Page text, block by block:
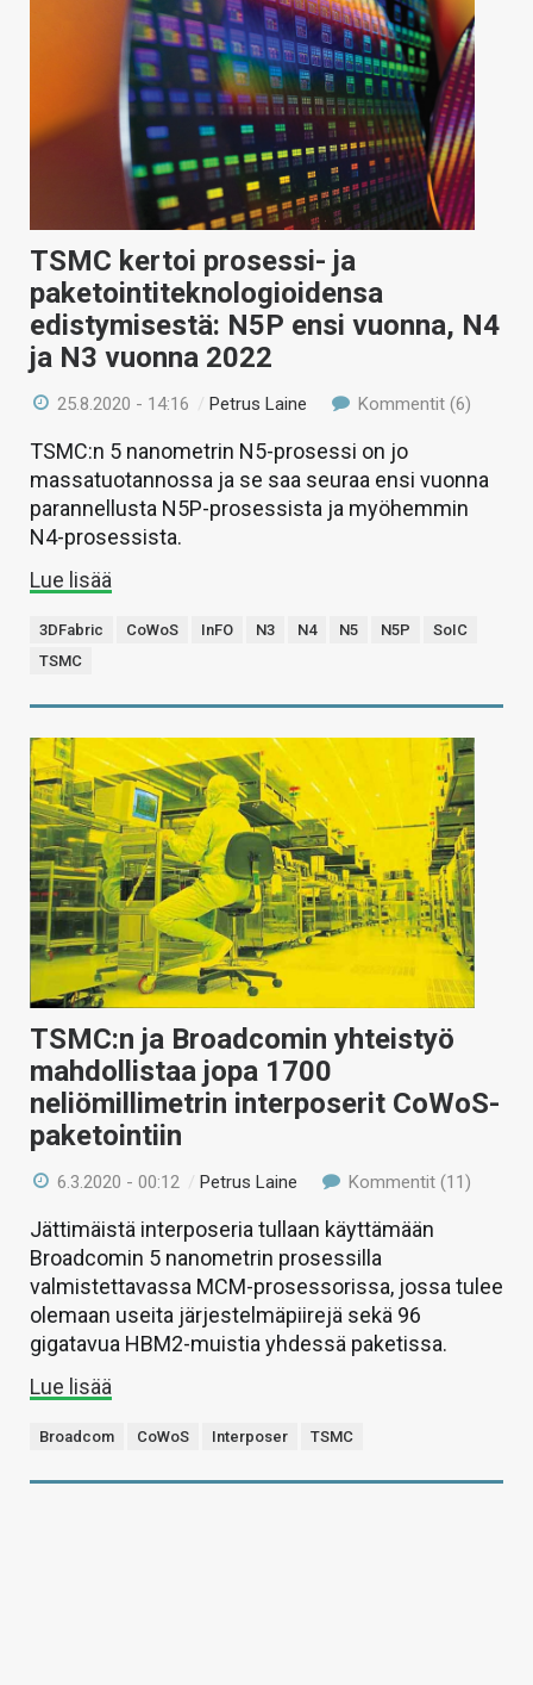
TSMC kertoi prosessi- ja
paketointiteknologioidensa
edistymisestä: N5P ensi vuonna, N4
ja N3 vuonna 2022
25.8.2020 - 14:16 / Petrus Laine Kommentit (6)
TSMC:n 5 nanometrin N5-prosessi on jo
massatuotannossa ja se saa seuraa ensi vuonna
parannellusta N5P-prosessista ja myöhemmin
N4-prosessista.
Lue lisää
3DFabric CoWoS InFO N3 N4 N5 N5P
SoIC
TSMC
TSMC:n ja Broadcomin yhteistyö
mahdollistaa jopa 1700
neliömillimetrin interposerit CoWoS-
paketointiin
6.3.2020 - 00:12 /Petrus Laine Kommentit (11)
Jättimäistä interposeria tullaan käyttämään
Broadcomin 5 nanometrin prosessilla
valmistettavassa MCM-prosessorissa, jossa tulee
olemaan useita järjestelmäpiirejä sekä 96
gigatavua HBM2-muistia yhdessä paketissa.
Lue lisää
Broadcom CoWoS Interposer TSMC